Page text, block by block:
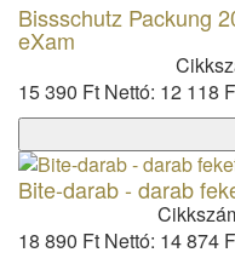
Bissschutz Packung
eXam
15 390 Ft Nettó: 12 118
Bite-darab - darab
18 890 Ft Nettó: 14 874